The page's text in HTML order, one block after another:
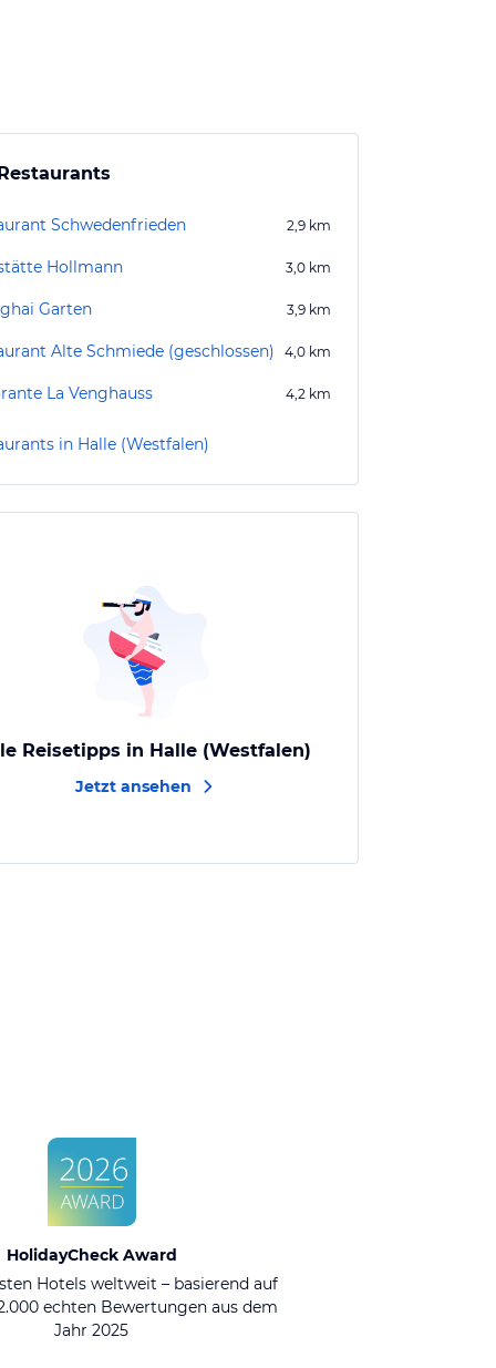
Schwedenfrieden 2,9 km
Hollmann 3,0 km
Garten 3,9 km
Alte Schmiede (geschlossen) 4,0 km
La Venghauss 4,2 km
in Halle (Westfalen)
Reisetipps in Halle (Westfalen)
Jetzt ansehen
HolidayCheck Award
Hotels weltweit – basierend auf
echten Bewertungen aus dem
Jahr 2025